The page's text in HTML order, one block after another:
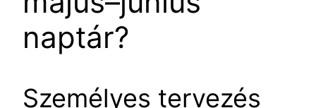
naptár?
Személyes tervezés